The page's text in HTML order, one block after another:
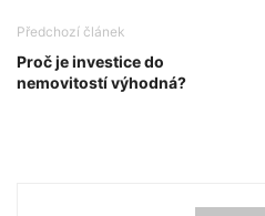
Předchozí článek
Proč je investice do
nemovitostí výhodná?